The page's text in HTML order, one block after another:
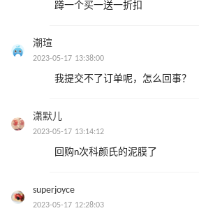
蹲一个买一送一折扣
潮瑄
2023-05-17 13:38:00
我提交不了订单呢，怎么回事？
潇默儿
2023-05-17 13:14:12
回购n次科颜氏的泥膜了
superjoyce
2023-05-17 12:28:03